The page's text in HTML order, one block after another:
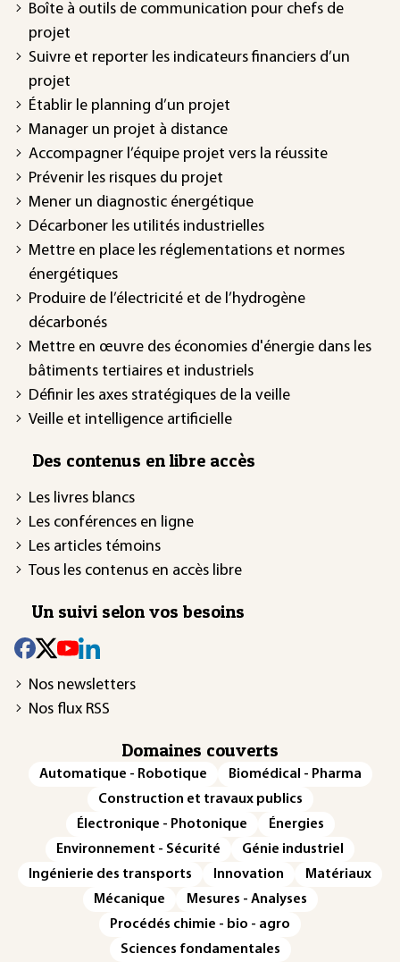
Boîte à outils de communication pour chefs de
projet
Suivre et reporter les indicateurs financiers d’un
projet
Établir le planning d’un projet
Manager un projet à distance
Accompagner l’équipe projet vers la réussite
Prévenir les risques du projet
Mener un diagnostic énergétique
Décarboner les utilités industrielles
Mettre en place les réglementations et normes
énergétiques
Produire de l’électricité et de l’hydrogène
décarbonés
Mettre en œuvre des économies d'énergie dans les
bâtiments tertiaires et industriels
Définir les axes stratégiques de la veille
Veille et intelligence artificielle
Des contenus en libre accès
Les livres blancs
Les conférences en ligne
Les articles témoins
Tous les contenus en accès libre
Un suivi selon vos besoins
Nos newsletters
Nos flux RSS
Domaines couverts
Automatique - Robotique
Biomédical - Pharma
Construction et travaux publics
Électronique - Photonique
Énergies
Environnement - Sécurité
Génie industriel
Ingénierie des transports
Innovation
Matériaux
Mécanique
Mesures - Analyses
Procédés chimie - bio - agro
Sciences fondamentales